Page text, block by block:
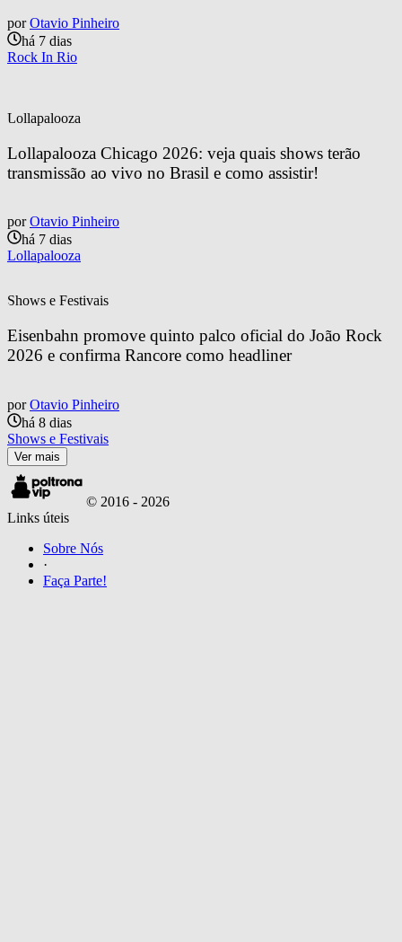
por Otavio Pinheiro
há 7 dias
Rock In Rio
Lollapalooza
Lollapalooza Chicago 2026: veja quais shows terão
transmissão ao vivo no Brasil e como assistir!
por Otavio Pinheiro
há 7 dias
Lollapalooza
Shows e Festivais
Eisenbahn promove quinto palco oficial do João Rock
2026 e confirma Rancore como headliner
por Otavio Pinheiro
há 8 dias
Shows e Festivais
Ver mais
© 2016 - 2026
Links úteis
Sobre Nós
·
Faça Parte!